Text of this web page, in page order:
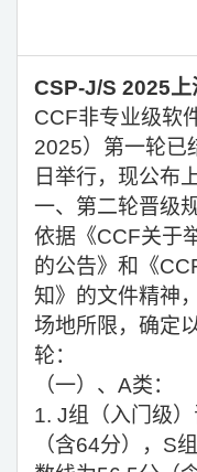
CSP-J/S 2025上
CCF非专业级软
2025）第一轮已
日举行，现公布
一、第二轮晋级
依据《CCF关于
的公告》和《
知》的文件精神
场地所限，确定
轮：
（一）、A类：
1. J组（入门级
（含64分），S